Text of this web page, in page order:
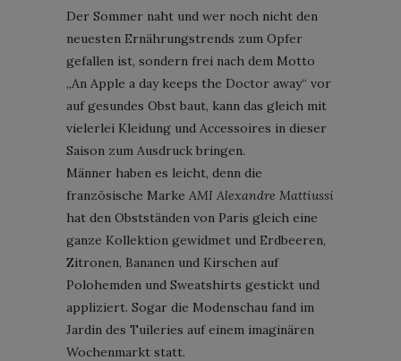
Der Sommer naht und wer noch nicht den
neuesten Ernährungstrends zum Opfer
gefallen ist, sondern frei nach dem Motto
„An Apple a day keeps the Doctor away“ vor
auf gesundes Obst baut, kann das gleich mit
vielerlei Kleidung und Accessoires in dieser
Saison zum Ausdruck bringen.
Männer haben es leicht, denn die
französische Marke AMI Alexandre Mattiussi
hat den Obstständen von Paris gleich eine
ganze Kollektion gewidmet und Erdbeeren,
Zitronen, Bananen und Kirschen auf
Polohemden und Sweatshirts gestickt und
appliziert. Sogar die Modenschau fand im
Jardin des Tuileries auf einem imaginären
Wochenmarkt statt.